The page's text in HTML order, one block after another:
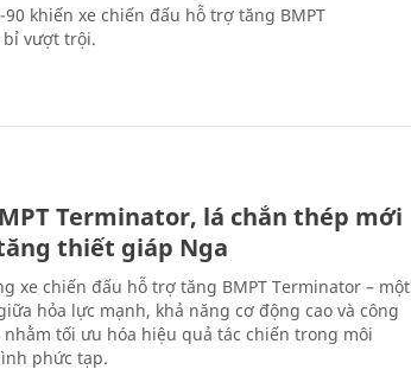
khiến xe chiến đấu hỗ trợ tăng BMPT
vượt trội.
Terminator, lá chắn thép mới
thiết giáp Nga
xe chiến đấu hỗ trợ tăng BMPT Terminator – một
hỏa lực mạnh, khả năng cơ động cao và công
tối ưu hóa hiệu quả tác chiến trong môi
phức tạp.